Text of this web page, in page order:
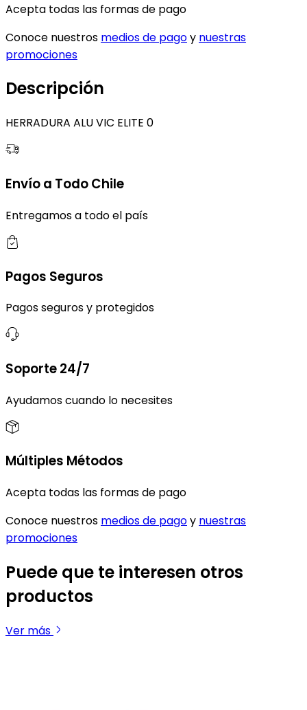
Acepta todas las formas de pago
Conoce nuestros medios de pagoy nuestras
promociones
Descripción
HERRADURA ALU VIC ELITE 0
Envío a Todo Chile
Entregamos a todo el país
Pagos Seguros
Pagos seguros y protegidos
Soporte 24/7
Ayudamos cuando lo necesites
Múltiples Métodos
Acepta todas las formas de pago
Conoce nuestros medios de pagoy nuestras
promociones
Puede que te interesen otros
productos
Ver más